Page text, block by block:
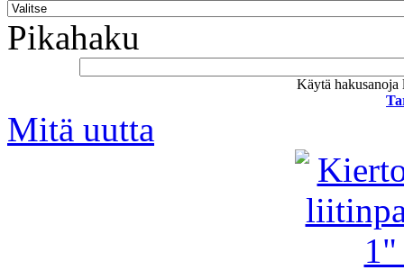
Pikahaku
Käytä hakusanoja
Mitä uutta